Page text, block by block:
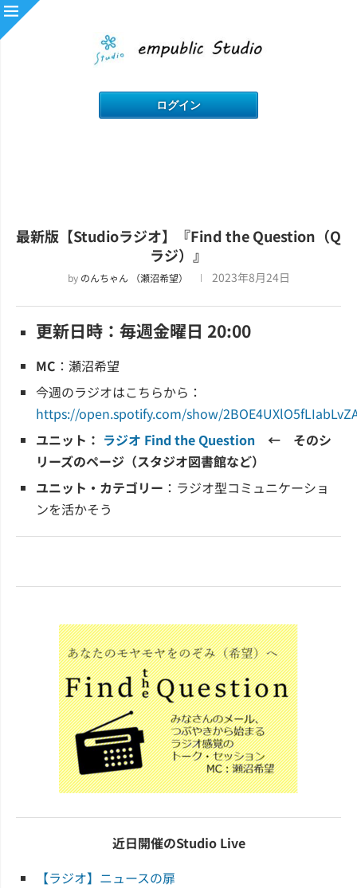
最新版【Studioラジオ】『Find the Question（Q
ラジ）』
by のんちゃん （瀬沼希望） 2023年8月24日
更新日時：毎週金曜日 20:00
MC ：瀬沼希望
今週のラジオはこちらから：
https://open.spotify.com/show/
ユニット： ラジオ Find the Question ← そのシ
リーズのページ（スタジオ図書館など）
ユニット・カテゴリー ：ラジオ型コミュニケーショ
ンを活かそう
近日開催のStudio Live
【ラジオ】ニュースの扉